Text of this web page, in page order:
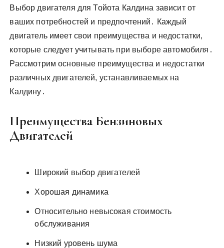
Выбор двигателя для Тойота Калдина зависит от
ваших потребностей и предпочтений․ Каждый
двигатель имеет свои преимущества и недостатки,
которые следует учитывать при выборе автомобиля․
Рассмотрим основные преимущества и недостатки
различных двигателей, устанавливаемых на
Калдину․
Преимущества Бензиновых
Двигателей
Широкий выбор двигателей
Хорошая динамика
Относительно невысокая стоимость
обслуживания
Низкий уровень шума